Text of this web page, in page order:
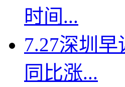
时间...
7.27深圳
同比涨...